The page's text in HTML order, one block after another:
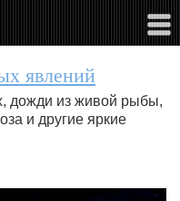
явлений
дожди из живой рыбы,
и другие яркие